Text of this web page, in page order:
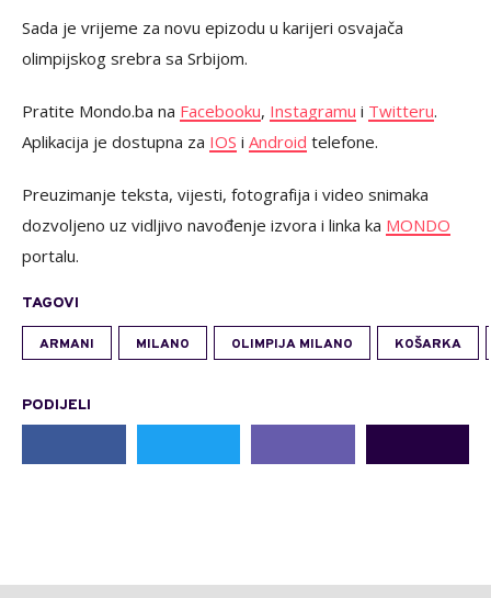
Sada je vrijeme za novu epizodu u karijeri osvajača
olimpijskog srebra sa Srbijom.
Pratite Mondo.ba na Facebooku, Instagramu i Twitteru.
Aplikacija je dostupna za IOS i Android telefone.
Preuzimanje teksta, vijesti, fotografija i video snimaka
dozvoljeno uz vidljivo navođenje izvora i linka ka MONDO
portalu.
TAGOVI
ARMANI MILANO OLIMPIJA MILANO KOŠARKA
PODIJELI